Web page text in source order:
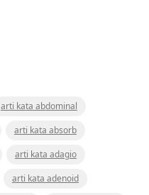
arti kata abdominal
arti kata absorb
arti kata adagio
arti kata adenoid